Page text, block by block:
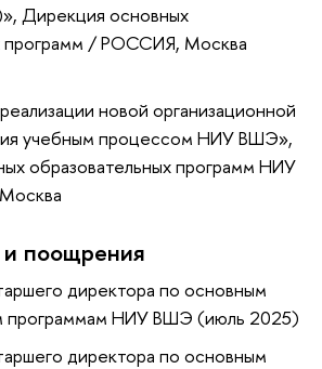
, Дирекция основных
программ / РОССИЯ, Москва
новой организационной
учебным процессом НИУ ВШЭ»,
образовательных программ НИУ
поощрения
директора по основным
программам НИУ ВШЭ (июль 2025)
директора по основным